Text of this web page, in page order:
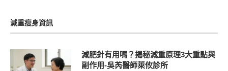
減重瘦身資訊
減肥針有用嗎？揭秘減重原理3大重點與
副作用-吳芮醫師萊攸診所